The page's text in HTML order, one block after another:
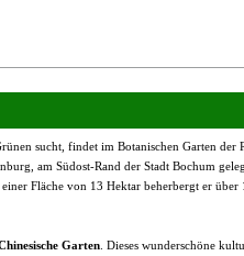
sucht, findet im Botanischen Garten der
am Südost-Rand der Stadt Bochum
Fläche von 13 Hektar beherbergt er über
Garten. Dieses wunderschöne